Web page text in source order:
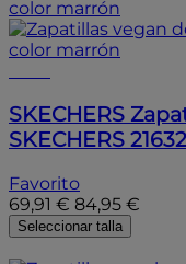
SKECHERS
SKECHERS
Favorito
69,91 € 84,95 €
Seleccionar talla